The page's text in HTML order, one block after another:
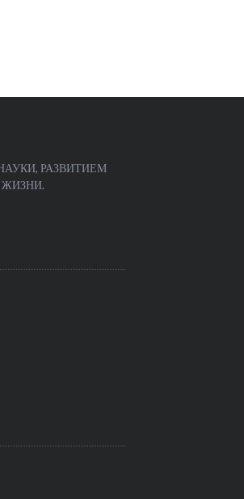
РАЗВИТИЕМ